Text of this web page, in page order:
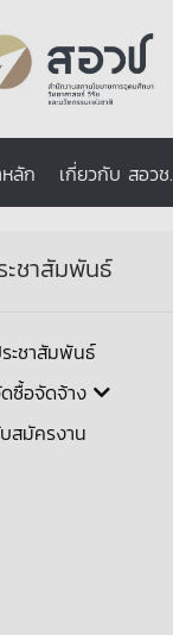
ลัก เกี่ยวกับ สอวช.
ะชาสัมพันธ์
ะชาสัมพันธ์
ซื้อจัดจ้าง
สมัครงาน